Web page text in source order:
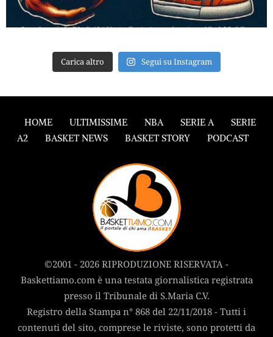
Carica altro Segui su Instagram
HOME ULTIMISSIME NBA SERIE A
SERIE
A2
BASKET NEWS BASKET STORY PODCAST
©2001 - 2026 RIPRODUZIONE RISERVATA -
Baskettiamo.com è una testata giornalistica registrata
presso il Tribunale di S.Maria C.V.
Registro della Stampa n° 868 del 22/11/2018 - Tutti i
contenuti del sito, comprese le riviste, sono protetti da